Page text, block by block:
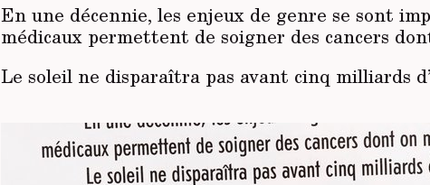
En une décennie, les enjeux de genre se sont
médicaux permettent de soigner des cancers
Le soleil ne disparaîtra pas avant cinq milliards